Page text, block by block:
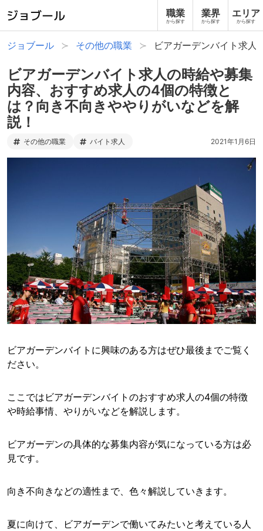
職業
から探す
業界
から探す
エリア
から探す
ジョブール その他の職業 ビアガーデンバイト求人
ビアガーデンバイト求人の時給や募集
内容、おすすめ求人の4個の特徴と
は？向き不向きややりがいなどを解
説！
その他の職業 バイト求人 2021年1月6日
ビアガーデンバイトに興味のある方はぜひ最後までご覧く
ださい。
ここではビアガーデンバイトのおすすめ求人の4個の特徴
や時給事情、やりがいなどを解説します。
ビアガーデンの具体的な募集内容が気になっている方は必
見です。
向き不向きなどの適性まで、色々解説していきます。
夏に向けて、ビアガーデンで働いてみたいと考えている人